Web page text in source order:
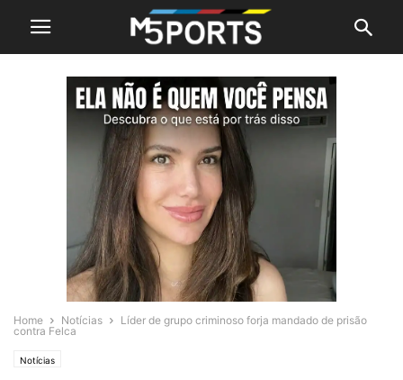
Home Notícias
Líder de grupo criminoso forja mandado de prisão
contra Felca
Notícias